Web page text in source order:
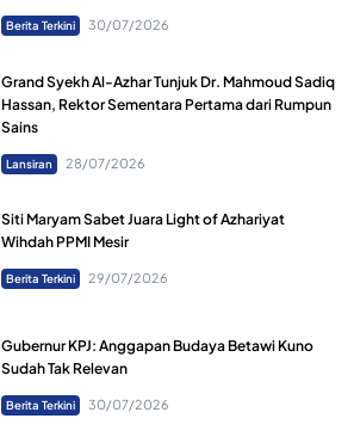
Berita Terkini 30/07/2026
Grand Syekh Al-Azhar Tunjuk Dr. Mahmoud Sadiq
Hassan, Rektor Sementara Pertama dari Rumpun
Sains
Lansiran 28/07/2026
Siti Maryam Sabet Juara Light of Azhariyat
Wihdah PPMI Mesir
Berita Terkini 29/07/2026
Gubernur KPJ: Anggapan Budaya Betawi Kuno
Sudah Tak Relevan
Berita Terkini 30/07/2026